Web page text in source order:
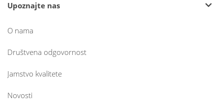
Upoznajte nas
O nama
Društvena odgovornost
Jamstvo kvalitete
Novosti